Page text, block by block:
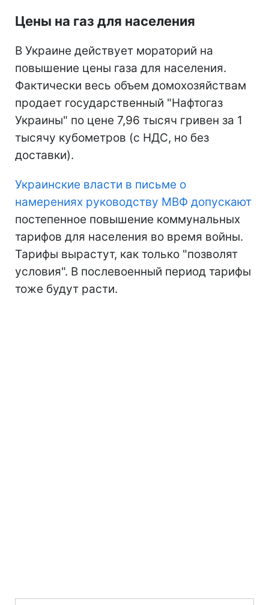
Цены на газ для населения
В Украине действует мораторий на
повышение цены газа для населения.
Фактически весь объем домохозяйствам
продает государственный "Нафтогаз
Украины" по цене 7,96 тысяч гривен за 1
тысячу кубометров (с НДС, но без
доставки).
Украинские власти в письме о
намерениях руководству МВФ допускают
постепенное повышение коммунальных
тарифов для населения во время войны.
Тарифы вырастут, как только "позволят
условия". В послевоенный период тарифы
тоже будут расти.